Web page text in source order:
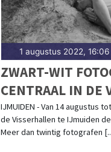
1 augustus 2022,
ZWART-WIT
CENTRAAL IN DE
IJMUIDEN - Van 14 augustus
de Visserhallen te IJmuiden
Meer dan twintig fotografen